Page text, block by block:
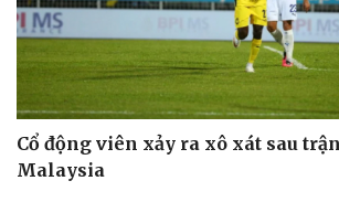
Cổ động viên xảy ra xô xát sau
Malaysia